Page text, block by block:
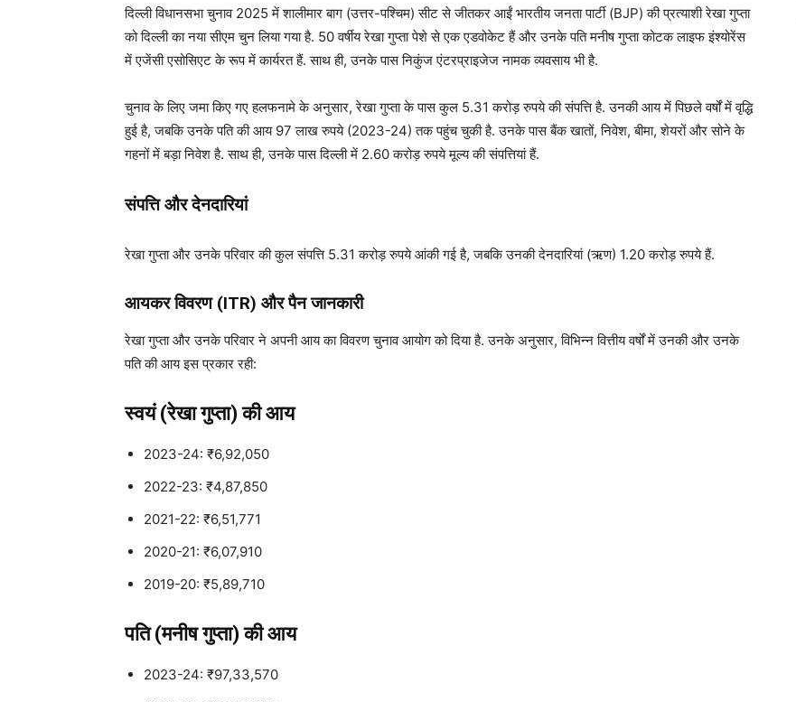
दिल्ली विधानसभा चुनाव 2025 में शालीमार बाग (उत्तर-पश्चिम) सीट से जीतकर आईं भारतीय जनता पार्टी (BJP) की प्रत्याशी रेखा गुप्ता
को दिल्ली का नया सीएम चुन लिया गया है. 50 वर्षीय रेखा गुप्ता पेशे से एक एडवोकेट हैं और उनके पति मनीष गुप्ता कोटक लाइफ इंश्योरेंस
में एजेंसी एसोसिएट के रूप में कार्यरत हैं. साथ ही, उनके पास निकुंज एंटरप्राइजेज नामक व्यवसाय भी है.
चुनाव के लिए जमा किए गए हलफनामे के अनुसार, रेखा गुप्ता के पास कुल 5.31 करोड़ रुपये की संपत्ति है. उनकी आय में पिछले वर्षों में वृद्धि
हुई है, जबकि उनके पति की आय 97 लाख रुपये (2023-24) तक पहुंच चुकी है. उनके पास बैंक खातों, निवेश, बीमा, शेयरों और सोने के
गहनों में बड़ा निवेश है. साथ ही, उनके पास दिल्ली में 2.60 करोड़ रुपये मूल्य की संपत्तियां हैं.
संपत्ति और देनदारियां
रेखा गुप्ता और उनके परिवार की कुल संपत्ति 5.31 करोड़ रुपये आंकी गई है, जबकि उनकी देनदारियां (ऋण) 1.20 करोड़ रुपये हैं.
आयकर विवरण (ITR) और पैन जानकारी
रेखा गुप्ता और उनके परिवार ने अपनी आय का विवरण चुनाव आयोग को दिया है. उनके अनुसार, विभिन्न वित्तीय वर्षों में उनकी और उनके
पति की आय इस प्रकार रही:
स्वयं (रेखा गुप्ता) की आय
2023-24: ₹6,92,050
2022-23: ₹4,87,850
2021-22: ₹6,51,771
2020-21: ₹6,07,910
2019-20: ₹5,89,710
पति (मनीष गुप्ता) की आय
2023-24: ₹97,33,570